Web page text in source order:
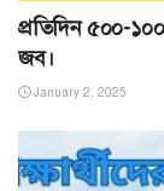
প্রতিদিন ৫০০-
জব।
January 2, 2025